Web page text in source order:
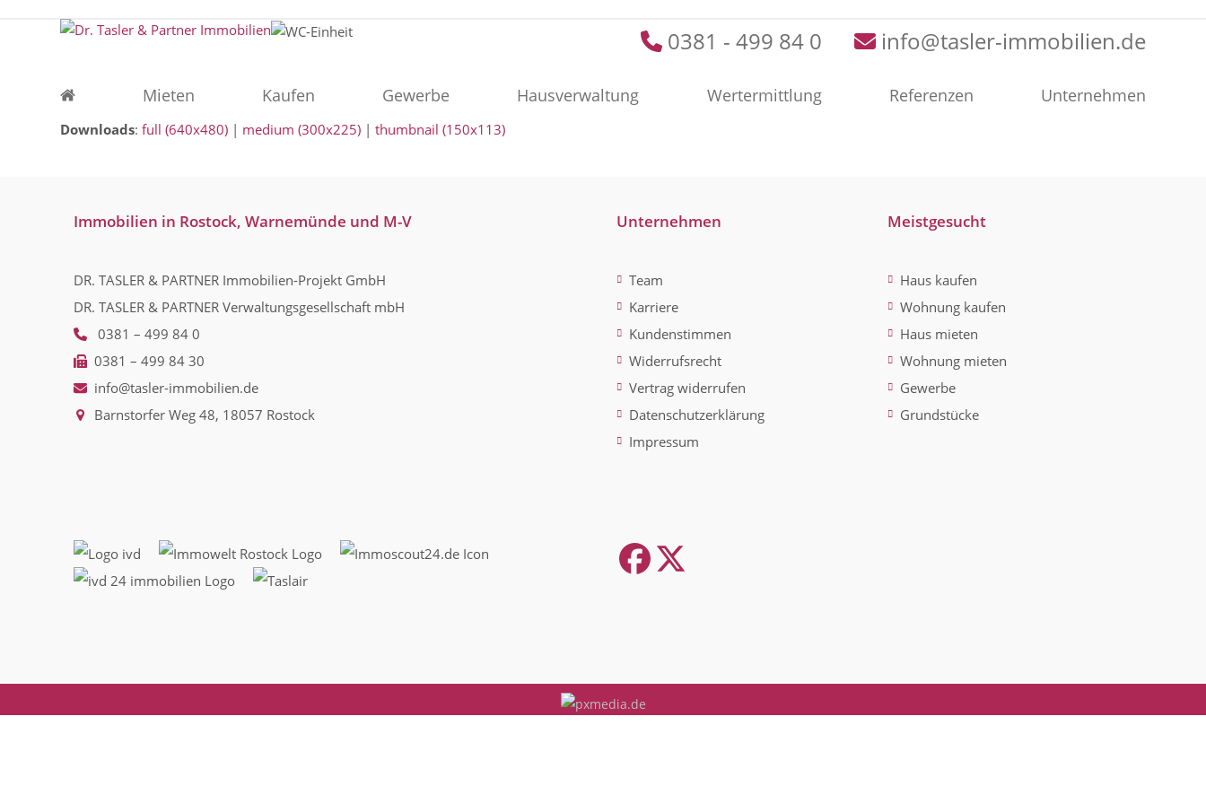
0381 - 499 84 0 info@tasler-immobilien.de
Mieten Kaufen Gewerbe Hausverwaltung Wertermittlung Referenzen Unternehmen
Downloads:full (640x480) | medium (300x225) |thumbnail (150x113)
Immobilien in Rostock, Warnemünde und M-V
DR. TASLER & PARTNER Immobilien-Projekt GmbH
DR. TASLER & PARTNER Verwaltungsgesellschaft mbH
0381 – 499 84 0
0381 – 499 84 30
info@tasler-immobilien.de
Barnstorfer Weg 48, 18057 Rostock
Unternehmen
Team
Karriere
Kundenstimmen
Widerrufsrecht
Vertrag widerrufen
Datenschutzerklärung
Impressum
Meistgesucht
Haus kaufen
Wohnung kaufen
Haus mieten
Wohnung mieten
Gewerbe
Grundstücke
Facebook
Twitter